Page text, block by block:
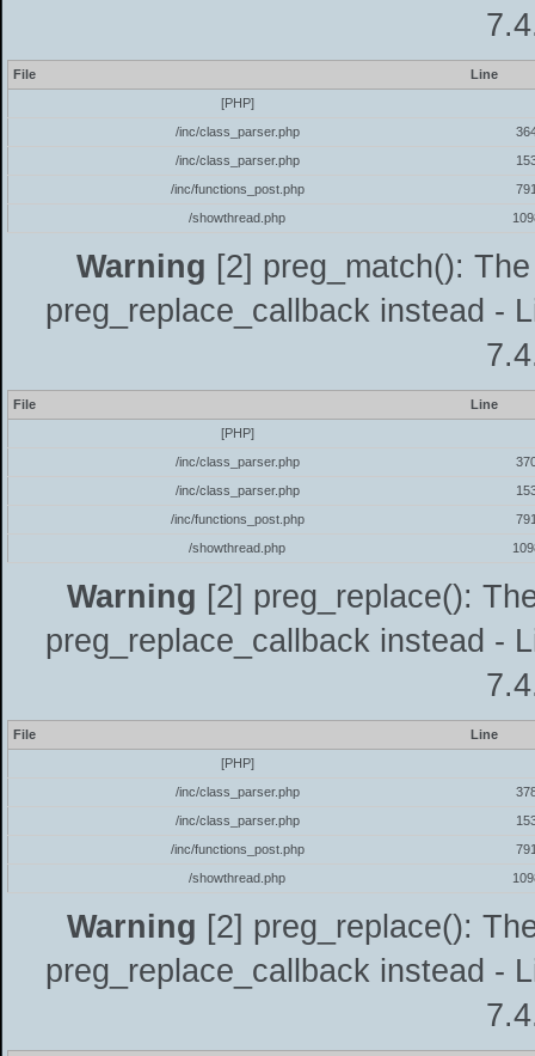
File
Line
[PHP]
/inc/class_parser.php
/inc/class_parser.php
/inc/functions_post.php
/showthread.php
Warning [2] preg_match():
preg_replace_callback instead -
File
Line
[PHP]
/inc/class_parser.php
/inc/class_parser.php
/inc/functions_post.php
/showthread.php
Warning [2] preg_replace():
preg_replace_callback instead -
File
Line
[PHP]
/inc/class_parser.php
/inc/class_parser.php
/inc/functions_post.php
/showthread.php
Warning [2] preg_replace():
preg_replace_callback instead -